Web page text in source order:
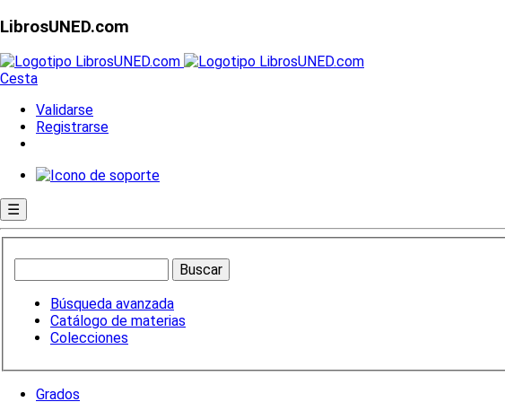
LibrosUNED.com
Cesta
Validarse
Registrarse
☰
Búsqueda avanzada
Catálogo de materias
Colecciones
Grados